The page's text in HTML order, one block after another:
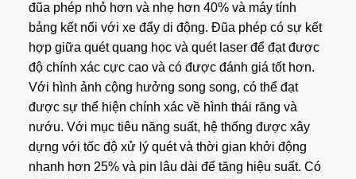
đũa phép nhỏ hơn và nhẹ hơn 40% và máy tính
bảng kết nối với xe đẩy di động. Đũa phép có sự kết
hợp giữa quét quang học và quét laser để đạt được
độ chính xác cực cao và có được đánh giá tốt hơn.
Với hình ảnh cộng hưởng song song, có thể đạt
được sự thể hiện chính xác về hình thái răng và
nướu. Với mục tiêu năng suất, hệ thống được xây
dựng với tốc độ xử lý quét và thời gian khởi động
nhanh hơn 25% và pin lâu dài để tăng hiệu suất. Có